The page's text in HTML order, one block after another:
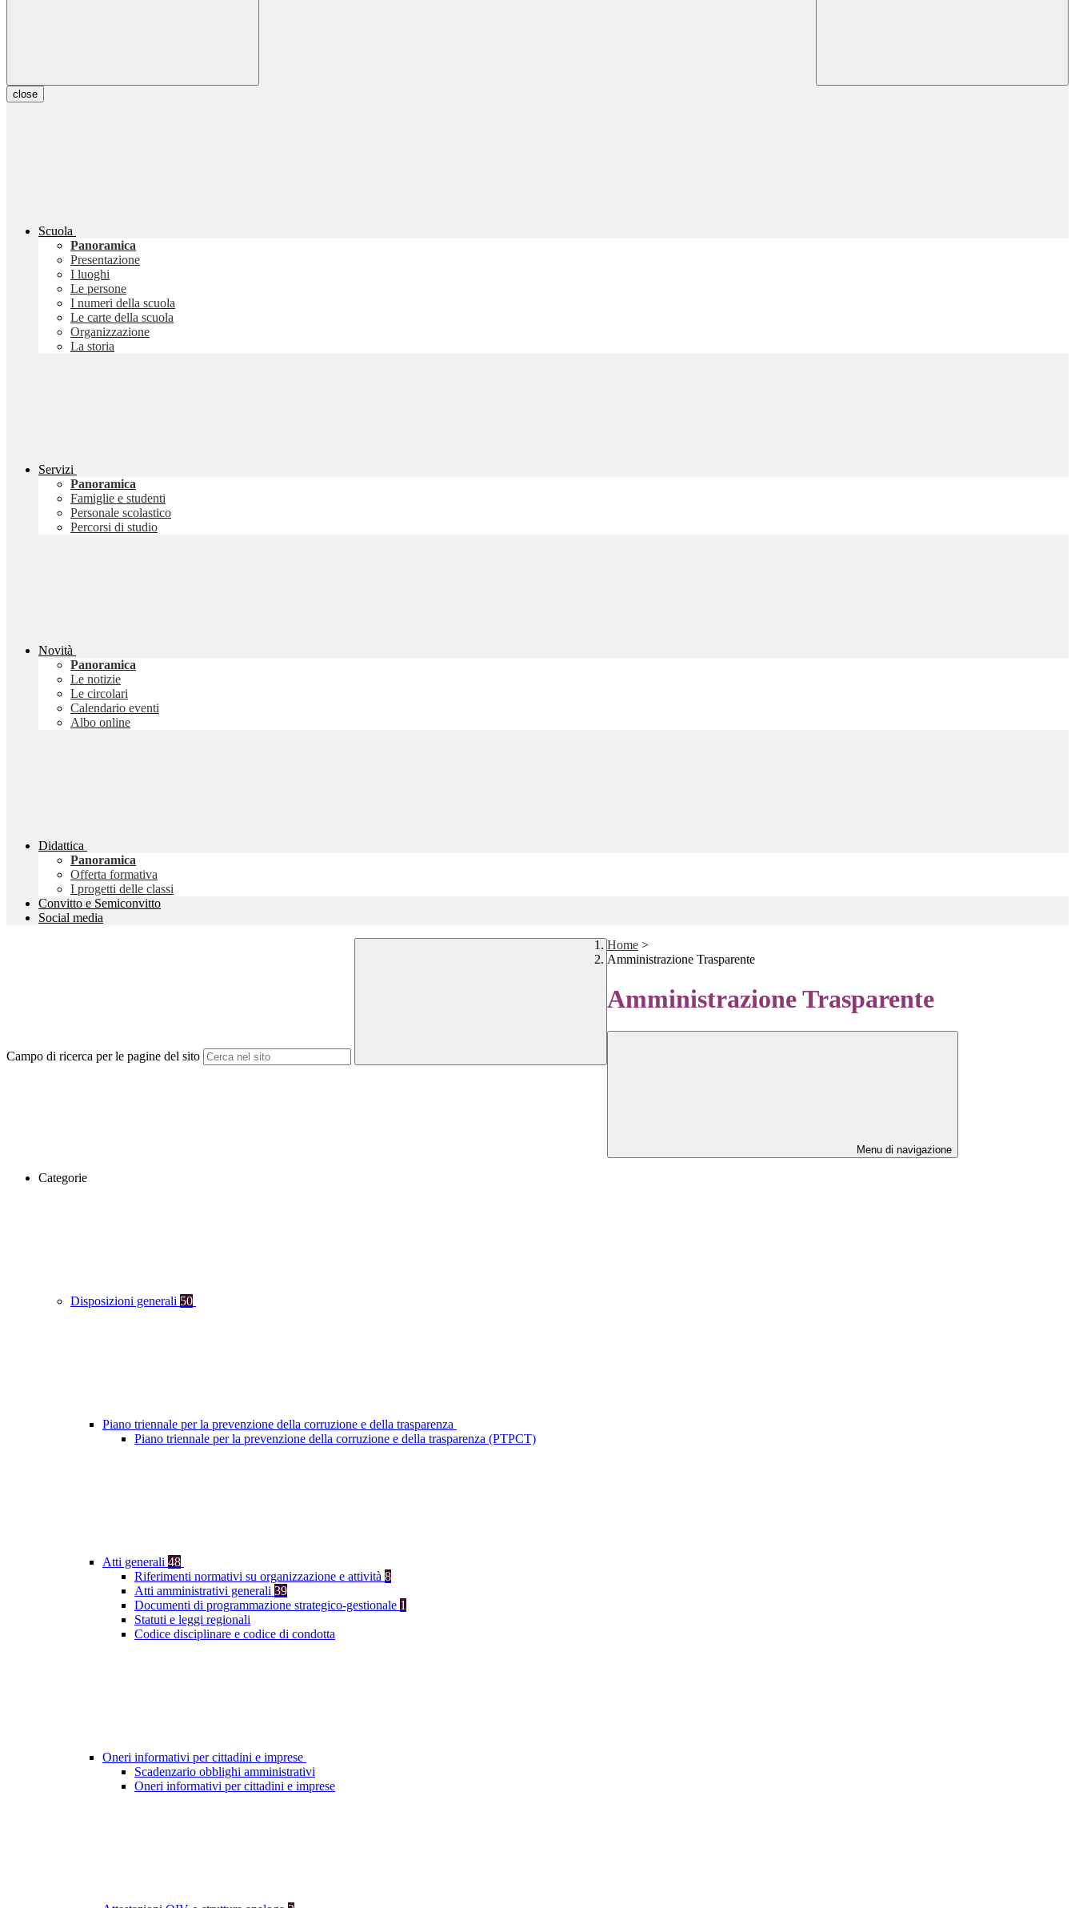
close
Scuola
Panoramica
Presentazione
I luoghi
Le persone
I numeri della scuola
Le carte della scuola
Organizzazione
La storia
Servizi
Panoramica
Famiglie e studenti
Personale scolastico
Percorsi di studio
Novità
Panoramica
Le notizie
Le circolari
Calendario eventi
Albo online
Didattica
Panoramica
Offerta formativa
I progetti delle classi
Convitto e Semiconvitto
Social media
Campo di ricerca per le pagine del sito
Home >
Amministrazione Trasparente
Amministrazione Trasparente
Menu di navigazione
Categorie
Disposizioni generali 50
Piano triennale per la prevenzione della corruzione e della trasparenza
Piano triennale per la prevenzione della corruzione e della trasparenza (PTPCT)
Atti generali 48
Riferimenti normativi su organizzazione e attività 8
Atti amministrativi generali 39
Documenti di programmazione strategico-gestionale 1
Statuti e leggi regionali
Codice disciplinare e codice di condotta
Oneri informativi per cittadini e imprese
Scadenzario obblighi amministrativi
Oneri informativi per cittadini e imprese